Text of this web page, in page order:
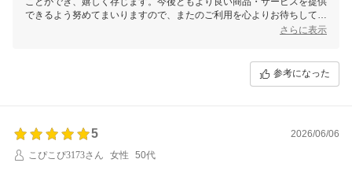
できるよう努めてまいりますので、またのご利用を心よりお待ちしてお
さらに表示
参考になった
5
2026/06/06
こぴこぴ3173さん
女性 50代